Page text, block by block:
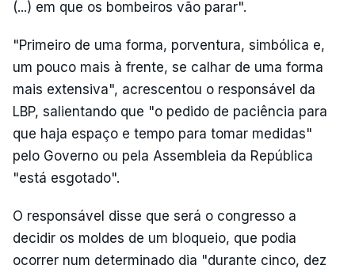
(...) em que os bombeiros vão parar".
"Primeiro de uma forma, porventura, simbólica e,
um pouco mais à frente, se calhar de uma forma
mais extensiva", acrescentou o responsável da
LBP, salientando que "o pedido de paciência para
que haja espaço e tempo para tomar medidas"
pelo Governo ou pela Assembleia da República
"está esgotado".
O responsável disse que será o congresso a
decidir os moldes de um bloqueio, que podia
ocorrer num determinado dia "durante cinco, dez